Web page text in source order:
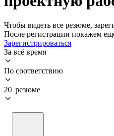
Чтобы видеть все резюме,
После регистрации покажем
Зарегистрироваться
За всё время
По соответствию
20 резюме